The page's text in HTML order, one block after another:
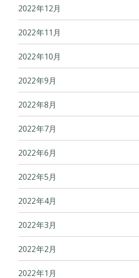
2022年12月
2022年11月
2022年10月
2022年9月
2022年8月
2022年7月
2022年6月
2022年5月
2022年4月
2022年3月
2022年2月
2022年1月